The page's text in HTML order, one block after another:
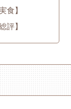
食】
評】